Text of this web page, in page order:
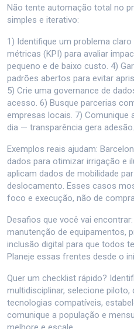
Não tente automação total no
simples e iterativo:
1) Identifique um problema
métricas (KPI) para avaliar
pequeno e de baixo custo. 4)
padrões abertos para evitar
5) Crie uma governance de
acesso. 6) Busque parcerias
empresas locais. 7) Comunique
dia — transparência gera adesão.
Exemplos reais ajudam:
dados para otimizar irrigação e
aplicam dados de mobilidade
deslocamento. Esses casos
foco e execução, não de
Desafios que você vai
manutenção de equipamentos,
inclusão digital para que todos
Planeje essas frentes desde o
Quer um checklist rápido?
multidisciplinar, selecione piloto,
tecnologias compatíveis,
comunique a população e